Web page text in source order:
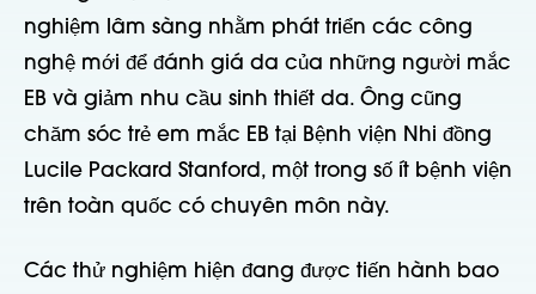
nghiệm lâm sàng nhằm phát triển các công
nghệ mới để đánh giá da của những người mắc
EB và giảm nhu cầu sinh thiết da. Ông cũng
chăm sóc trẻ em mắc EB tại Bệnh viện Nhi đồng
Lucile Packard Stanford, một trong số ít bệnh viện
trên toàn quốc có chuyên môn này.
Các thử nghiệm hiện đang được tiến hành bao